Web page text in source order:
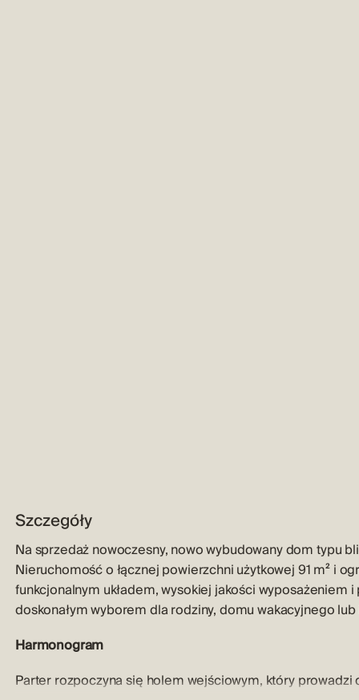
Szczegóły
Na sprzedaż nowoczesny, nowo wybudowany dom typu
Nieruchomość o łącznej powierzchni użytkowej 91 m² i
funkcjonalnym układem, wysokiej jakości wyposażeniem
doskonałym wyborem dla rodziny, domu wakacyjnego
Harmonogram
Parter rozpoczyna się holem wejściowym, który